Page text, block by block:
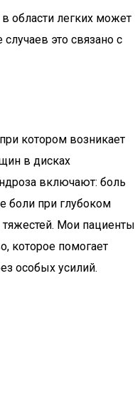
области легких может
это связано с
котором возникает
в дисках
включают: боль
боли при глубоком
Мои пациенты
которое помогает
особых усилий.